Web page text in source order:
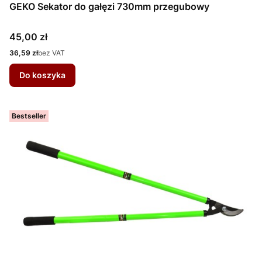
GEKO Sekator do gałęzi 730mm przegubowy
Cena
45,00 zł
Cena
36,59 złbez VAT
Do koszyka
Bestseller